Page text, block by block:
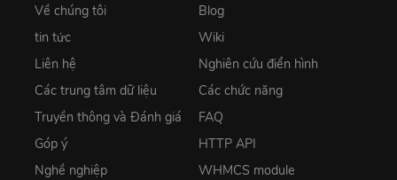
Về chúng tôi
tin tức
Liên hệ
Các trung tâm dữ liệu
Truyền thông và Đánh giá
Góp ý
Nghề nghiệp
Blog
Wiki
Nghiên cứu điển hình
Các chức năng
FAQ
HTTP API
WHMCS module